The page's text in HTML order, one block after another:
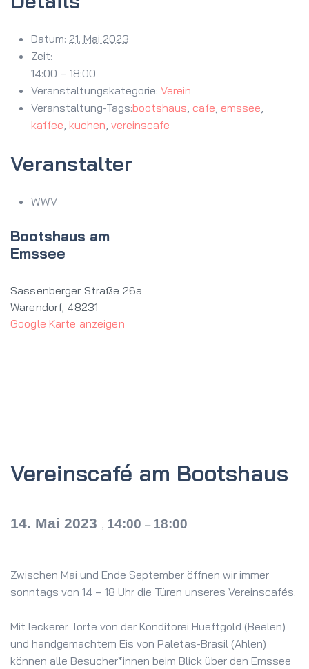
Datum: 21. Mai 2023
Zeit:
14:00 – 18:00
Veranstaltungskategorie: Verein
Veranstaltung-Tags:bootshaus, cafe, emssee,
kaffee, kuchen, vereinscafe
Veranstalter
WWV
Bootshaus am
Emssee
Sassenberger Straße 26a
Warendorf, 48231
Google Karte anzeigen
Vereinscafé am Bootshaus
14. Mai 2023 , 14:00 – 18:00
Zwischen Mai und Ende September öffnen wir immer
sonntags von 14 – 18 Uhr die Türen unseres Vereinscafés.
Mit leckerer Torte von der Konditorei Hueftgold (Beelen)
und handgemachtem Eis von Paletas-Brasil (Ahlen)
können alle Besucher*innen beim Blick über den Emssee